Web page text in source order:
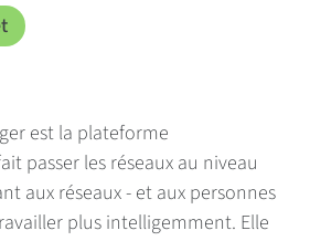
est la plateforme
passer les réseaux au niveau
aux réseaux - et aux personnes
plus intelligemment. Elle